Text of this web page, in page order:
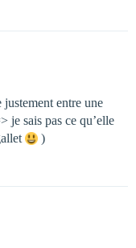
justement entre une
je sais pas ce qu’elle
)